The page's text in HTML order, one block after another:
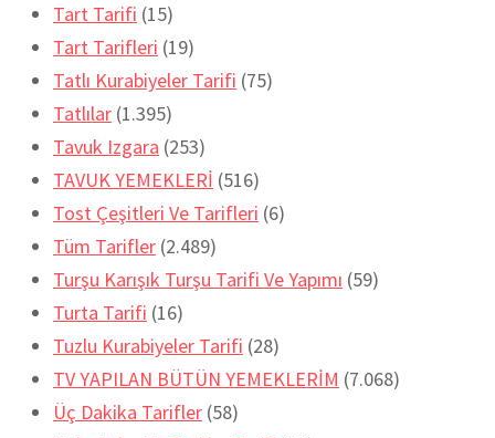
Tart Tarifi (15)
Tart Tarifleri (19)
Tatlı Kurabiyeler Tarifi (75)
Tatlılar (1.395)
Tavuk Izgara (253)
TAVUK YEMEKLERİ (516)
Tost Çeşitleri Ve Tarifleri (6)
Tüm Tarifler (2.489)
Turşu Karışık Turşu Tarifi Ve Yapımı (59)
Turta Tarifi (16)
Tuzlu Kurabiyeler Tarifi (28)
TV YAPILAN BÜTÜN YEMEKLERİM (7.068)
Üç Dakika Tarifler (58)